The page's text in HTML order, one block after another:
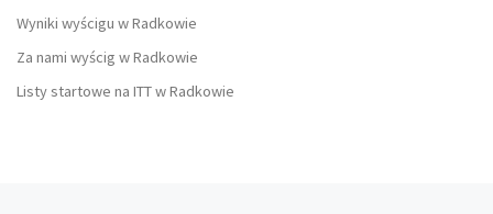
Wyniki wyścigu w Radkowie
Za nami wyścig w Radkowie
Listy startowe na ITT w Radkowie